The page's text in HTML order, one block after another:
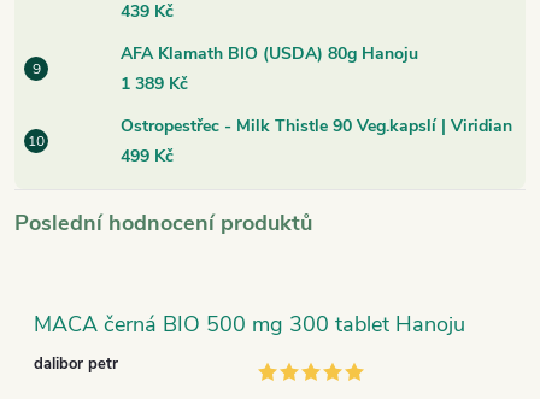
439 Kč
AFA Klamath BIO (USDA) 80g Hanoju
1 389 Kč
Ostropestřec - Milk Thistle 90 Veg.kapslí | Viridian
499 Kč
Poslední hodnocení produktů
MACA černá BIO 500 mg 300 tablet Hanoju
dalibor petr